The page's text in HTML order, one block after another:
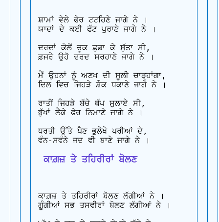
ਸ਼ਾਮਾਂ ਵੇਲੇ ਫੇਰ ਟਟਹਿਣੇ ਜਾਗੇ ਨੇ ।
ਯਾਦਾਂ ਦੇ ਕਈ ਫੱਟ ਪੁਰਾਣੇ ਜਾਗੇ ਨੇ ।
ਦਰਦਾਂ ਕੋਲੋਂ ਚੂਕ ਛੁਡਾ ਕੇ ਸੁੱਤਾ ਸੀ,
ਫ਼ਜਰੇ ਉਹੋ ਦਰਦ ਸਰਹਾਣੇ ਜਾਗੇ ਨੇ ।
ਮੈਂ ਉਹਨਾਂ ਨੂੰ ਅਣਖ ਦੀ ਸੂਲੀ ਚਾੜ੍ਹਾਂਗਾ,
ਦਿਲ ਵਿਚ ਜਿਹੜੇ ਸ਼ੌਕ ਧਕਾਣੇ ਜਾਗੇ ਨੇ ।
ਰਾਤੀਂ ਜਿਹੜੇ ਬੱਚੇ ਥੱਪ ਸੁਲਾਏ ਸੀ,
ਭੁੱਖਾਂ ਲੈਕੇ ਫੇਰ ਨਿਮਾਣੇ ਜਾਗੇ ਨੇ ।
ਧਰਤੀ ਉੱਤੇ ਪੈਣ ਭੁਲੇਖੇ ਪਰੀਆਂ ਦੇ,
ਕਾਗ਼ਜ਼ ਤੇ ਤਹਿਰੀਰਾਂ ਬੋਲਣ
ਕਾਗ਼ਜ਼ ਤੇ ਤਹਿਰੀਰਾਂ ਬੋਲਣ ਲੱਗੀਆਂ ਨੇ ।
ਗੂੰਗੀਆਂ ਸਭ ਤਸਵੀਰਾਂ ਬੋਲਣ ਲੱਗੀਆਂ ਨੇ ।